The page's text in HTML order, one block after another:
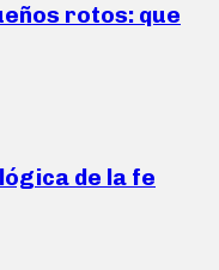
rotos: que
de la fe